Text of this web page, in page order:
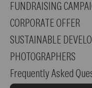
FUNDRAISING
CORPORATE OFFER
SUSTAINABLE
PHOTOGRAPHERS
Frequently Asked